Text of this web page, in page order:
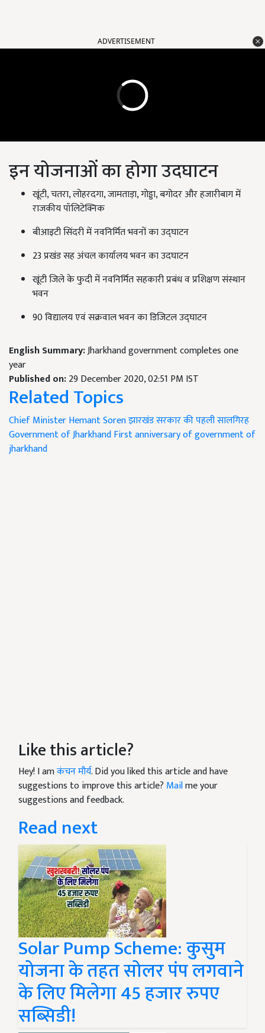
ADVERTISEMENT
इन योजनाओं का होगा उदघाटन
खूंटी, चतरा, लोहरदगा, जामताड़ा, गोड्डा, बगोदर और हजारीबाग में
राजकीय पॉलिटेक्निक
बीआइटी सिंदरी में नवनिर्मित भवनों का उद्घाटन
23 प्रखंड सह अंचल कार्यालय भवन का उदघाटन
खूंटी जिले के फुदी में नवनिर्मित सहकारी प्रबंध व प्रशिक्षण संस्थान
भवन
90 विद्यालय एवं सक्रवाल भवन का डिजिटल उद्घाटन
English Summary:Jharkhand government completes one
year
Published on:29 December 2020, 02:51 PM IST
Related Topics
Chief Minister Hemant Sorenझारखंड सरकार की पहली सालगिरह
Government of JharkhandFirst anniversary of government of
jharkhand
Like this article?
Hey! I amकंचन मौर्य. Did you liked this article and have
suggestions to improve this article? Mailme your
suggestions and feedback.
Read next
Solar Pump Scheme: कुसुम
योजना के तहत सोलर पंप लगवाने
के लिए मिलेगा 45 हजार रुपए
सब्सिडी!